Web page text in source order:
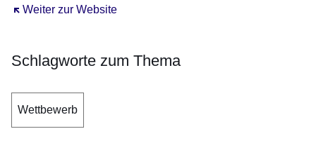
Weiter zur Website
Öffnet sich in einem neuen Fenster
Schlagworte zum Thema
Wettbewerb